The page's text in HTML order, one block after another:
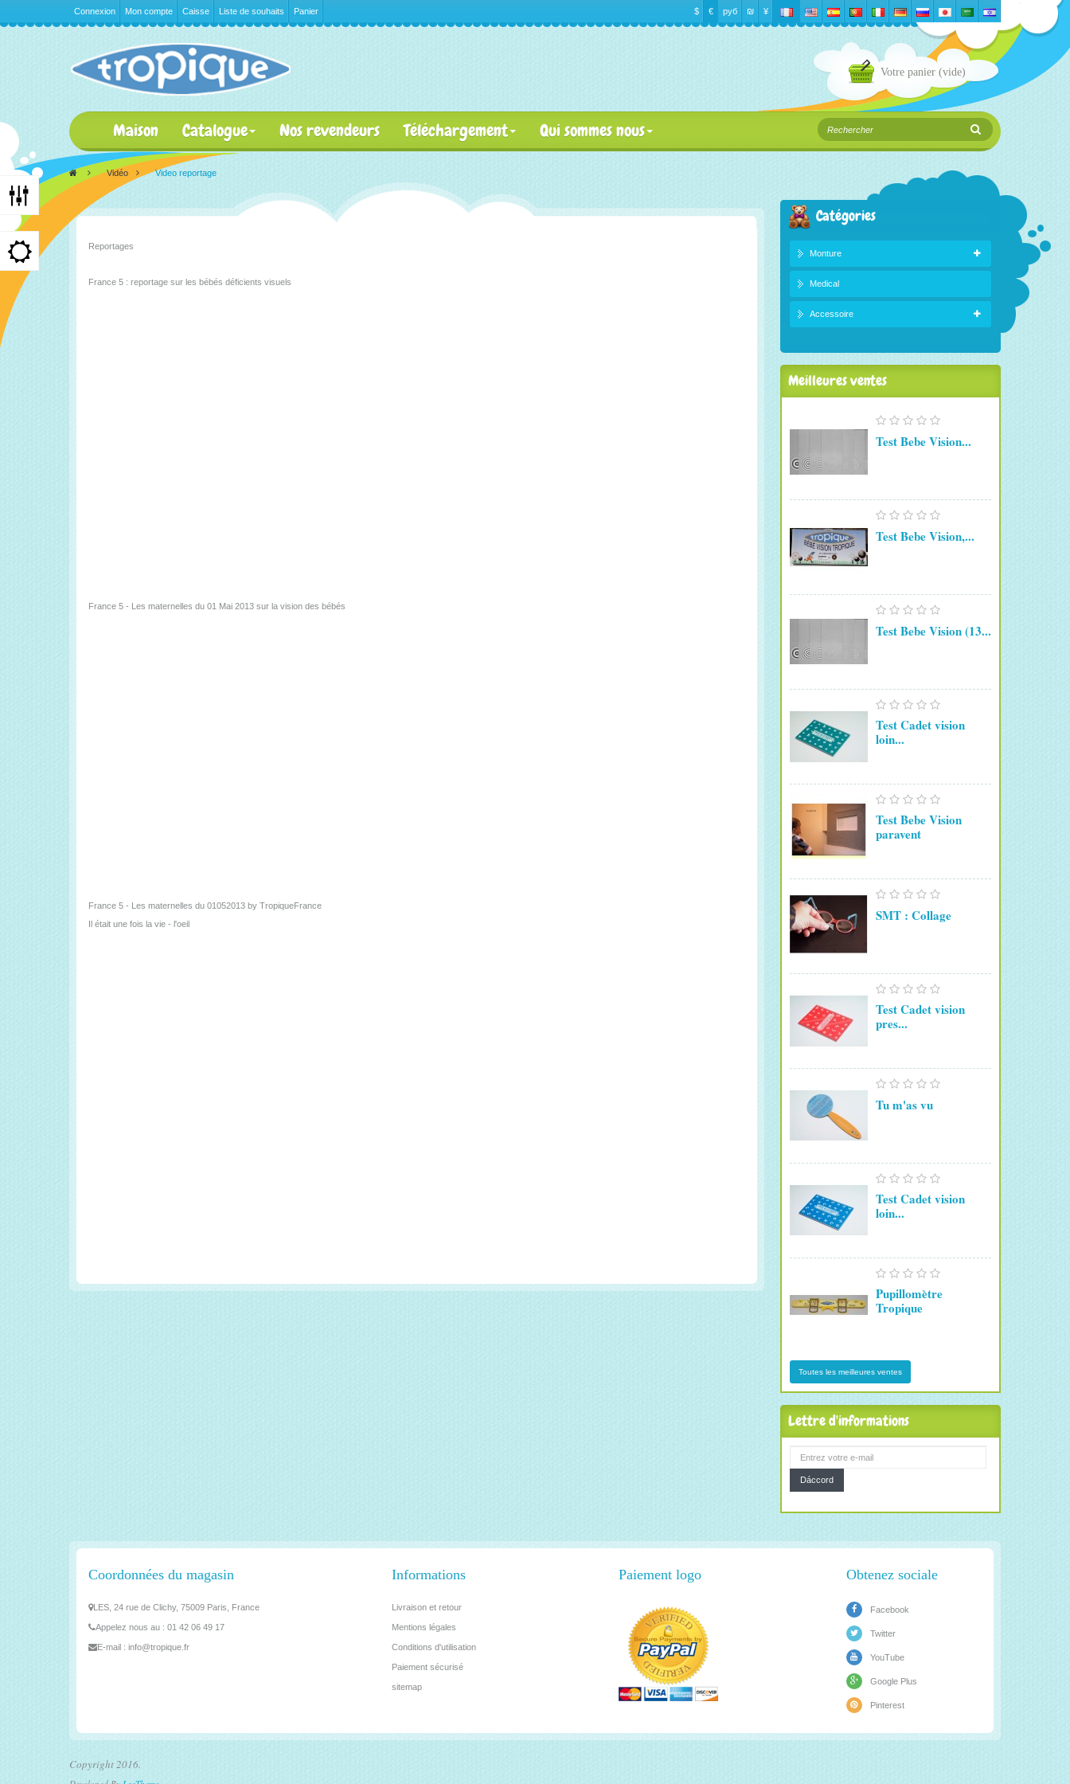
$ € руб ₪‎ ¥
Connexion Mon compte Caisse Liste de souhaits Panier
Votre panier (vide)
Maison Catalogue Nos revendeurs Téléchargement Qui sommes nous
> Vidéo > Video reportage
Reportages
France 5 : reportage sur les bébés déficients visuels
France 5 - Les maternelles du 01 Mai 2013 sur la vision des bébés
France 5 - Les maternelles du 01052013 by TropiqueFrance
Il était une fois la vie - l'oeil
Catégories
Monture
Medical
Accessoire
Meilleures ventes
Test Bebe Vision...
Test Bebe Vision,...
Test Bebe Vision (13...
Test Cadet vision
loin...
Test Bebe Vision
paravent
SMT : Collage
Test Cadet vision
pres...
Tu m'as vu
Test Cadet vision
loin...
Pupillomètre
Tropique
Toutes les meilleures ventes
Lettre d'informations
Dáccord
Coordonnées du magasin
LES, 24 rue de Clichy, 75009 Paris, France
Appelez nous au : 01 42 06 49 17
E-mail : info@tropique.fr
Informations
Livraison et retour
Mentions légales
Conditions d'utilisation
Paiement sécurisé
sitemap
Paiement logo Obtenez sociale
Facebook
Twitter
YouTube
Google Plus
Pinterest
Copyright 2016.